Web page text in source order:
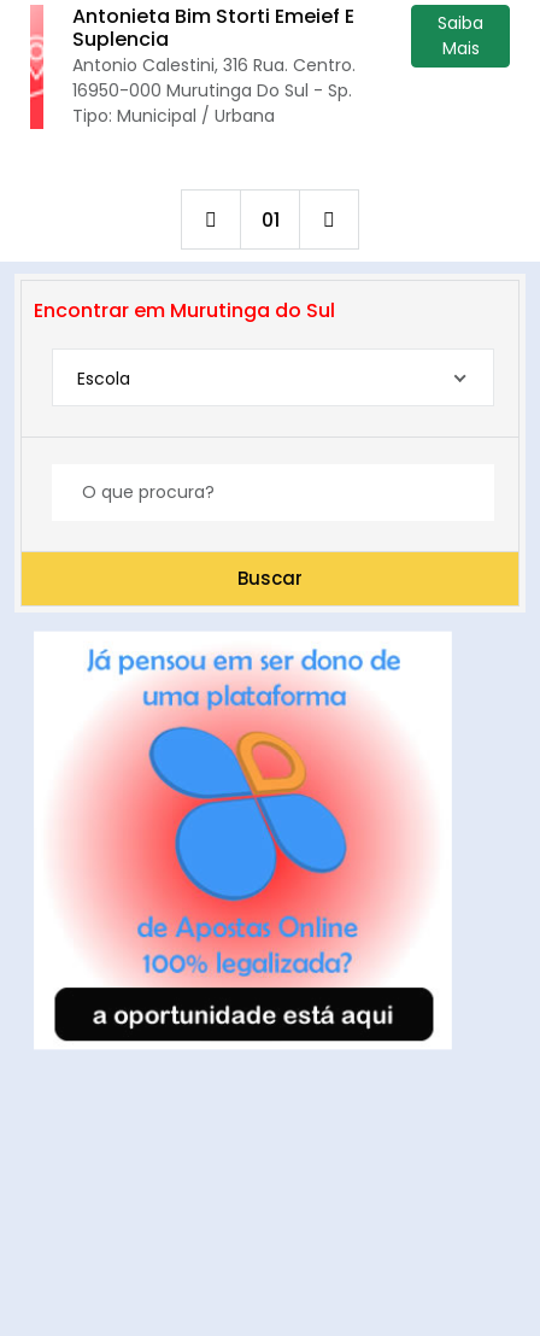
Antonieta Bim Storti Emeief E
Suplencia
Antonio Calestini, 316 Rua. Centro.
16950-000 Murutinga Do Sul - Sp.
Tipo: Municipal / Urbana
Saiba
Mais
01
Encontrar em Murutinga do Sul
Escola
Buscar